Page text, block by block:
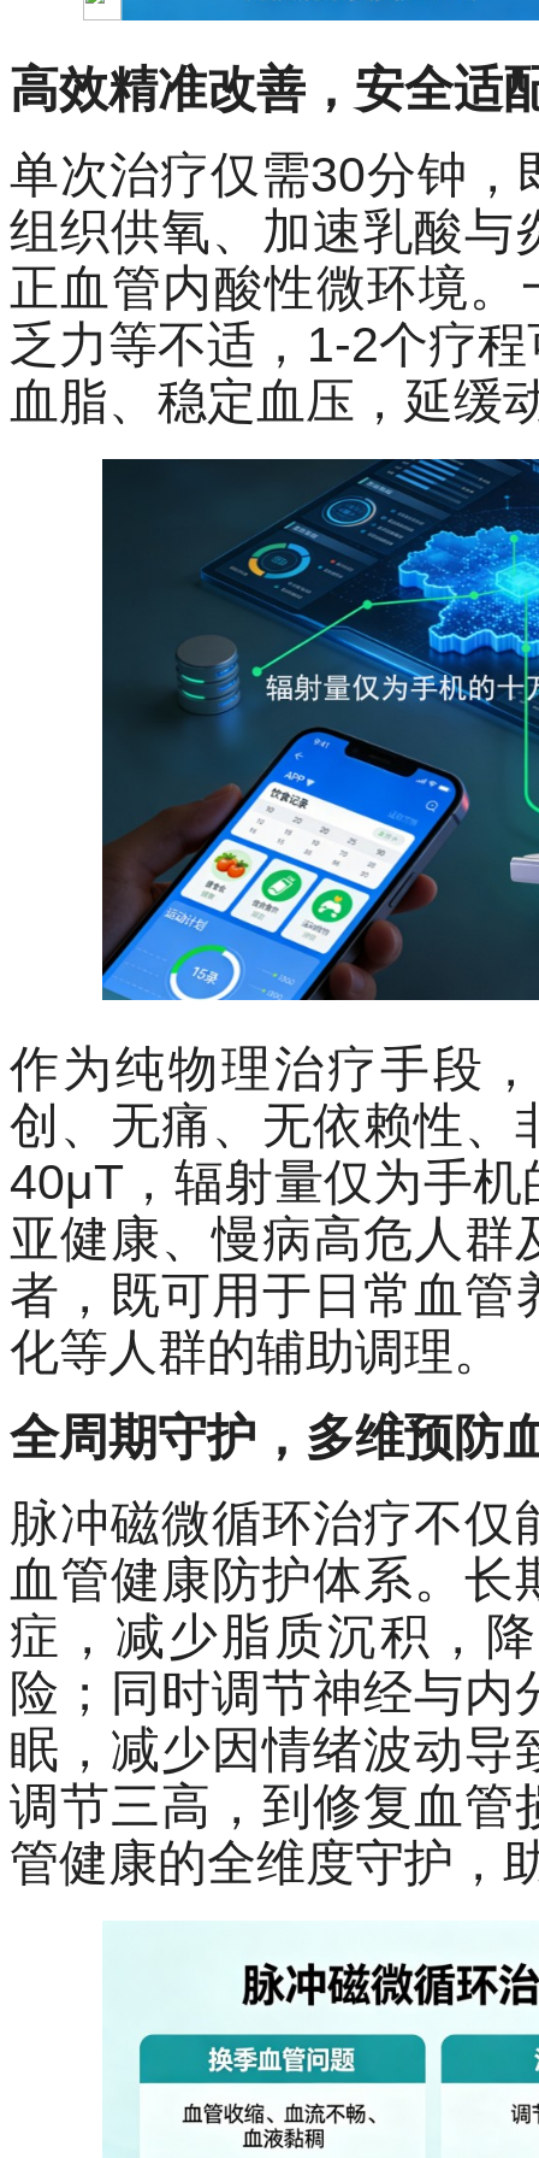
高效精准改善，安全适
单次治疗仅需30分钟，
组织供氧、加速乳酸与
正血管内酸性微环境
乏力等不适，1-2个疗
血脂、稳定血压，延缓
作为纯物理治疗手段
创、无痛、无依赖性、
40μT，辐射量仅为手
亚健康、慢病高危人群
者 ，既可用于 日常血管
化等人群的辅助调理。
全周期守护，多维预防
脉冲磁微循环治疗不仅
血管健康防护体系。
症，减少脂质沉积，
险；同时调节神经与
眠，减少因情绪波动导
调节三高，到修复血管
管健康的全维度守护，